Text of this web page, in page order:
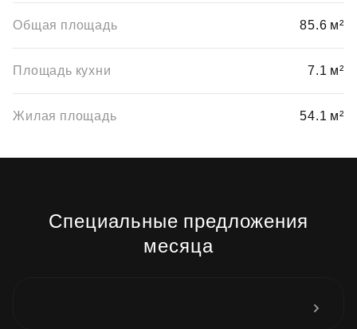
Общая площадь 85.6 м²
Площадь кухни 7.1 м²
Жилая площадь 54.1 м²
Специальные предложения
месяца